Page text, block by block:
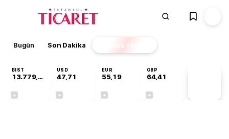
Bugün Son Dakika Finans EKSTRA
BIST
13.779,39
USD
47,71
EUR
55,19
GBP
64,41